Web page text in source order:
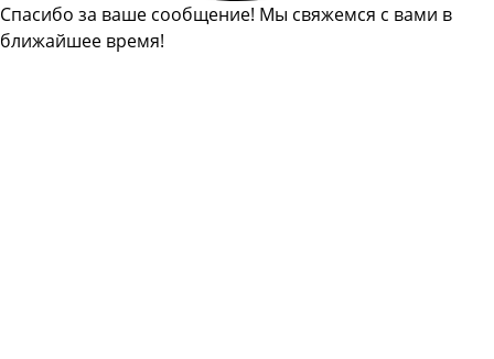
Спасибо за ваше сообщение! Мы свяжемся с вами в
ближайшее время!